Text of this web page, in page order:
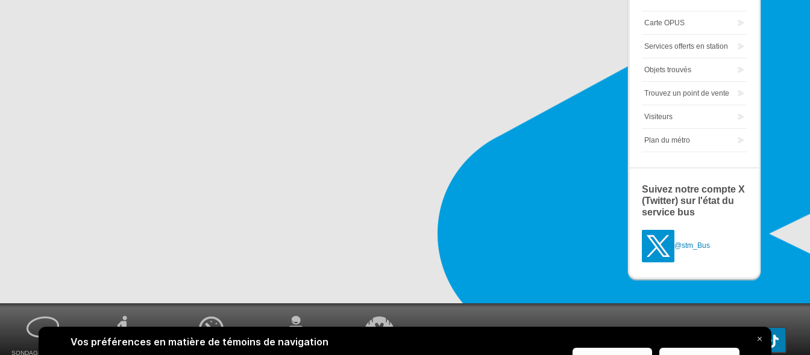
Carte OPUS
Services offerts en station
Objets trouvés
Trouvez un point de vente
Visiteurs
Plan du métro
Suivez notre compte X
(Twitter) sur l'état du
service bus
@stm_Bus
SONDAGES MA VOIX